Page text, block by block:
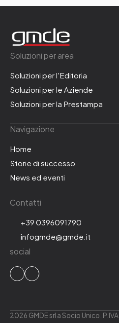
Soluzioni per area
Soluzioni per l'Editoria
Soluzioni per le Aziende
Soluzioni per la Prestampa
Navigazione
Home
Storie di successo
News ed eventi
Contatti
+39 0396091790
infogmde@gmde.it
social
2026 GMDE srl a Socio Unico.